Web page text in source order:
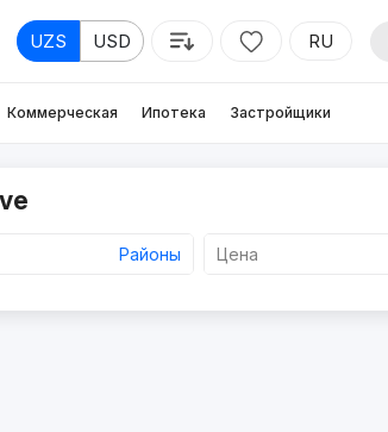
UZS USD RU
Коммерческая Ипотека Застройщики
Районы Цена